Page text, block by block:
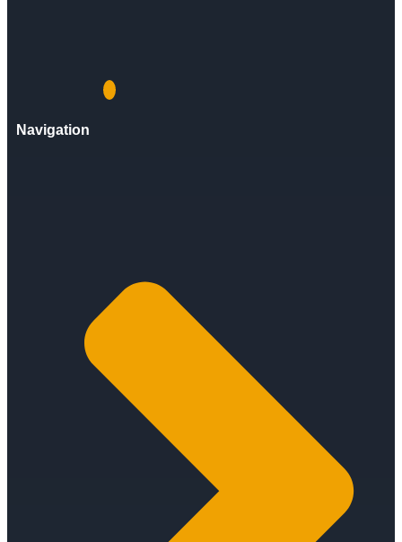
Navigation